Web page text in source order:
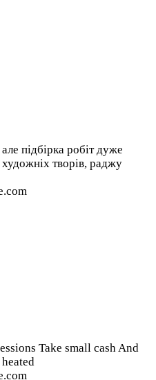
підбірка робіт дуже
творів, раджу
Take small cash And